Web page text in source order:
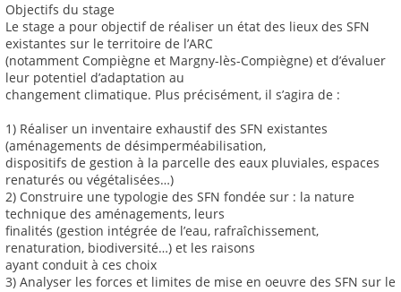
Objectifs du stage
Le stage a pour objectif de réaliser un état des lieux des SFN
existantes sur le territoire de l’ARC
(notamment Compiègne et Margny-lès-Compiègne) et d’évaluer
leur potentiel d’adaptation au
changement climatique. Plus précisément, il s’agira de :
1) Réaliser un inventaire exhaustif des SFN existantes
(aménagements de désimperméabilisation,
dispositifs de gestion à la parcelle des eaux pluviales, espaces
renaturés ou végétalisées…)
2) Construire une typologie des SFN fondée sur : la nature
technique des aménagements, leurs
finalités (gestion intégrée de l’eau, rafraîchissement,
renaturation, biodiversité…) et les raisons
ayant conduit à ces choix
3) Analyser les forces et limites de mise en oeuvre des SFN sur le